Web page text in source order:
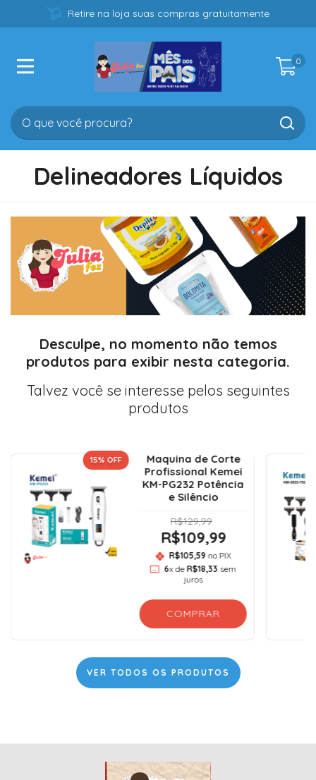
Retire na loja suas compras gratuitamente
0
Delineadores Líquidos
Desculpe, no momento não temos
produtos para exibir nesta categoria.
Talvez você se interesse pelos seguintes
produtos
15% OFF
Maquina de Corte
Profissional Kemei
KM-PG232 Potência
e Silêncio
R$129,99
R$109,99
R$105,59 no PIX
6x de R$18,33 sem
juros
COMPRAR
VER TODOS OS PRODUTOS